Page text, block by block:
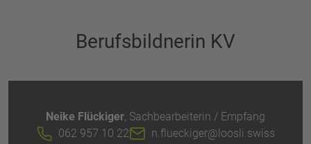
Berufsbildnerin KV
Neike Flückiger, Sachbearbeiterin / Empfang
062 957 10 22
n.flueckiger@loosli.swiss